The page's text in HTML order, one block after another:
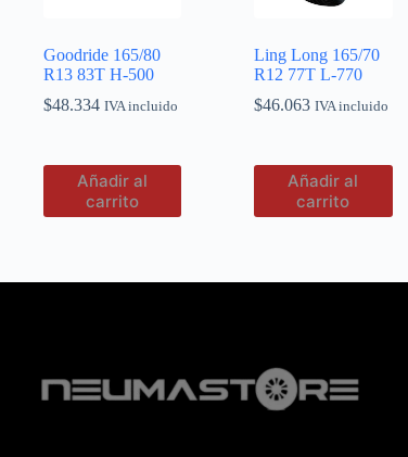
Goodride 165/80
R13 83T H-500
$48.334 IVA incluido
Añadir al
carrito
Ling Long 165/70
R12 77T L-770
$46.063 IVA incluido
Añadir al
carrito